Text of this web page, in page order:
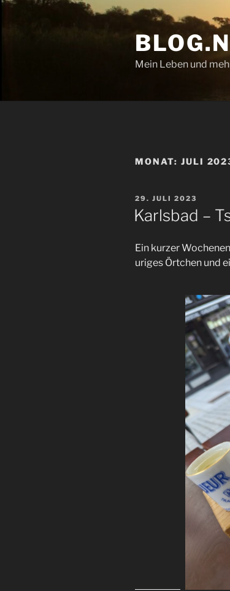
Zum
Mein Leben und
MONAT: JULI
VERÖFFENTLICHT
AM
29. JULI 2023
Karlsbad –
Ein kurzer
uriges Örtchen und